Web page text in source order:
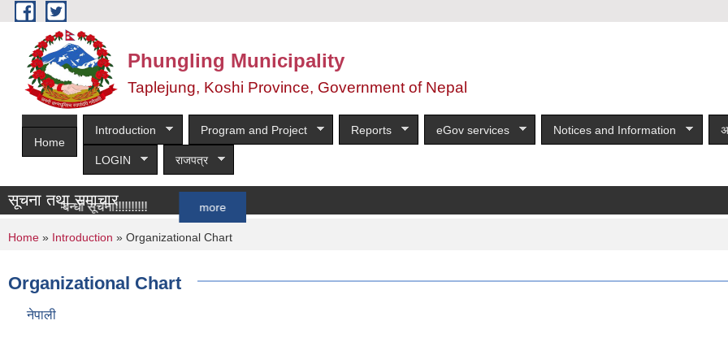
Skip to main content
Phungling Municipality
Taplejung, Koshi Province, Government of Nepal
Home
Introduction Program and Project Reports eGov services Notices and Information
LOGIN राजपत्र
सूचना तथा समाचार
सम्बन्धी सूचना!!!!!!!!!!
You are here
Home » Introduction » Organizational Chart
Organizational Chart
नेपाली